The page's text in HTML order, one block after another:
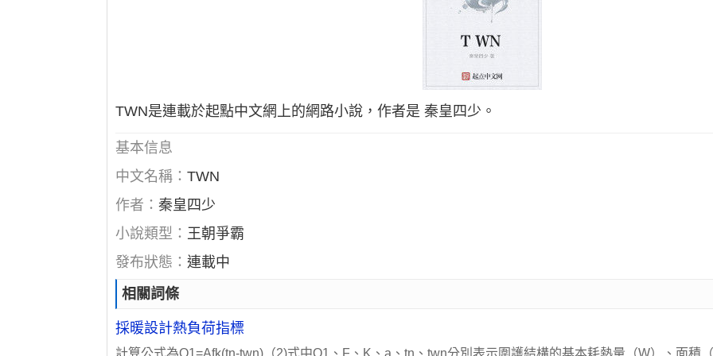
TWN是連載於起點中文網上的網路小說，作者是 秦皇四少。
基本信息
中文名稱：TWN
作者：秦皇四少
小說類型： 王朝爭霸
發布狀態：連載中
相關詞條
採暖設計熱負荷指標
計算公式為Q1=Afk(tn-twn)（2)式中Q1、F、K、a、tn、twn分別表示圍護結構的基本耗熱量（W）、面積